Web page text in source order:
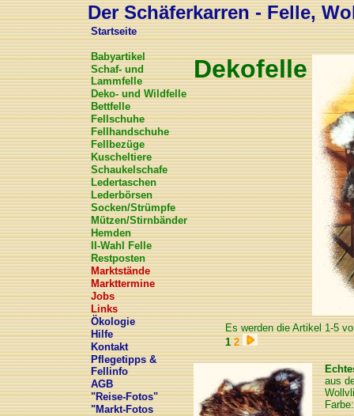
Der Schäferkarren - Felle,
Startseite
Babyartikel
Schaf- und
Lammfelle
Deko- und Wildfelle
Bettfelle
Fellschuhe
Fellhandschuhe
Fellbezüge
Kuscheltiere
Schaukelschafe
Ledertaschen
Lederbörsen
Socken/Strümpfe
Mützen/Stirnbänder
Hemden
II-Wahl Felle
Restposten
Marktstände
Markttermine
Jobs
Links
Ökologie
Hilfe
Kontakt
Pflegetipps &
Fellinfo
AGB
"Reise-Fotos"
"Markt-Fotos
Dekofelle
Es werden die Artikel 1-5
1 2
aus